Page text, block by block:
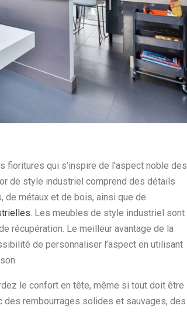
qui s’inspire de l’aspect noble des
de style industriel comprend des détails
de métaux et de bois, ainsi que de
. Les meubles de style industriel sont
récupération. Le meilleur avantage de la
de personnaliser l’aspect en utilisant
le confort en tête, même si tout doit être
des rembourrages solides et sauvages, des